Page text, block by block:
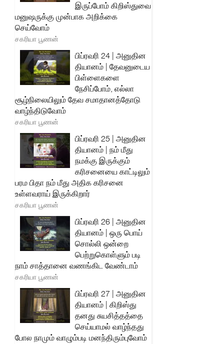
இருப்போம் கிறிஸ்துவை
மனுஷருக்கு முன்பாக அறிக்கை
செய்வோம்
சகரியா பூணன்
பிப்ரவரி 24 | அனுதின
தியானம் | தேவனுடைய
பிள்ளைகளை
நேசிப்போம், எல்லா
சூழ்நிலையிலும் தேவ சமாதானத்தோடு
வாழ்ந்திடுவோம்
சகரியா பூணன்
பிப்ரவரி 25 | அனுதின
தியானம் | நம் மீது
நமக்கு இருக்கும்
கரிசனையை காட்டிலும்
பரம பிதா நம் மீது அதிக கரிசனை
உள்ளவராய் இருக்கிறார்
சகரியா பூணன்
பிப்ரவரி 26 | அனுதின
தியானம் | ஒரு பொய்
சொல்லி ஒன்றை
பெற்றுகொள்ளும் படி
நாம் சாத்தானை வணங்கிட வேண்டாம்
சகரியா பூணன்
பிப்ரவரி 27 | அனுதின
தியானம் | கிறிஸ்து
தனது சுயசித்தத்தை
செய்யாமல் வாழ்ந்தது
போல நாமும் வாழும்படி மனந்திரும்புவோம்